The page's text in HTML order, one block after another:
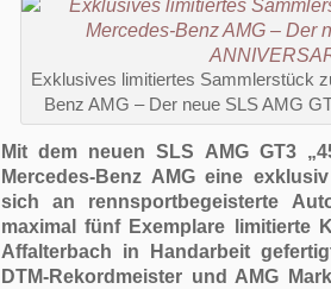
Exklusives limitiertes Sammlerstück
Benz AMG – Der neue SLS AMG
Mit dem neuen SLS AMG GT3
Mercedes-Benz AMG eine
sich an rennsportbegeisterte
maximal fünf Exemplare limitierte
Affalterbach in Handarbeit
DTM-Rekordmeister und AMG